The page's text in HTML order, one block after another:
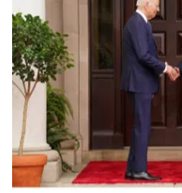
Ukraine và Trung Đông đến
hoảng thuốc gây nghiện.
trong việc giúp giảm căng
Tuy nhiên, giới bình luận
đồng thuận đạt được tại